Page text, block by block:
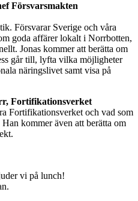
Försvarsmakten
Försvarar Sverige och våra
goda affärer lokalt i Norrbotten,
Jonas kommer att berätta om
går till, lyfta vilka möjligheter
näringslivet samt visa på
Fortifikationsverket
Fortifikationsverket och vad som
kommer även att berätta om
vi på lunch!